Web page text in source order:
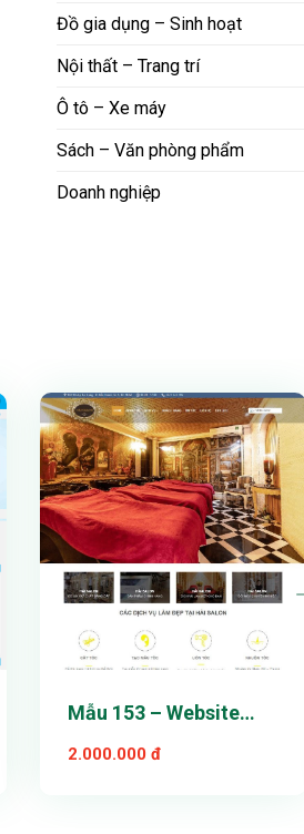
Đồ gia dụng – Sinh hoạt
Nội thất – Trang trí
Ô tô – Xe máy
Sách – Văn phòng phẩm
Doanh nghiệp
Chi tiết
Mẫu 153 – Website
dịch vụ
2.000.000 đ